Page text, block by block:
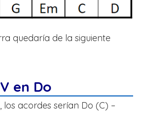
quedaría de la siguiente
en Do
los acordes serían Do (C) –